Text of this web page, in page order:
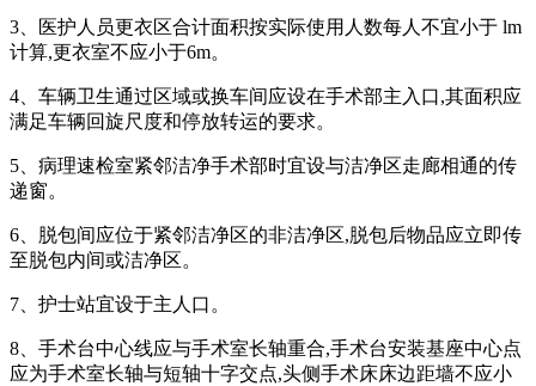
3、医护人员更衣区合计面积按实际使用人数每人不宜小于 lm
计算,更衣室不应小于6m。
4、车辆卫生通过区域或换车间应设在手术部主入口,其面积应
满足车辆回旋尺度和停放转运的要求。
5、病理速检室紧邻洁净手术部时宜设与洁净区走廊相通的传
递窗。
6、脱包间应位于紧邻洁净区的非洁净区,脱包后物品应立即传
至脱包内间或洁净区。
7、护士站宜设于主人口。
8、手术台中心线应与手术室长轴重合,手术台安装基座中心点
应为手术室长轴与短轴十字交点,头侧手术床床边距墙不应小